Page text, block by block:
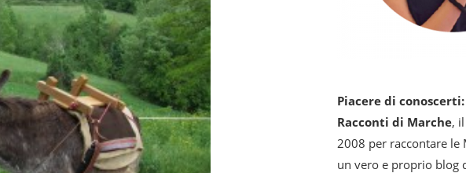
Piacere di conoscerti:
Racconti di Marche,
2008 per raccontare le
un vero e proprio blog